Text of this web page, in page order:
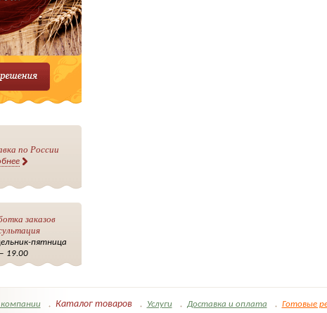
по России
заказов
пятница
19.00
Каталог товаров Услуги Доставка и оплата Готовые